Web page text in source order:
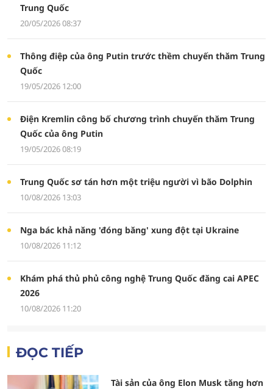
Trung Quốc
20/05/2026 08:37
Thông điệp của ông Putin trước thềm chuyến thăm Trung
Quốc
19/05/2026 12:00
Điện Kremlin công bố chương trình chuyến thăm Trung
Quốc của ông Putin
19/05/2026 08:19
Trung Quốc sơ tán hơn một triệu người vì bão Dolphin
10/08/2026 13:03
Nga bác khả năng 'đóng băng' xung đột tại Ukraine
10/08/2026 11:12
Khám phá thủ phủ công nghệ Trung Quốc đăng cai APEC
2026
10/08/2026 11:20
ĐỌC TIẾP
Tài sản của ông Elon Musk tăng hơn